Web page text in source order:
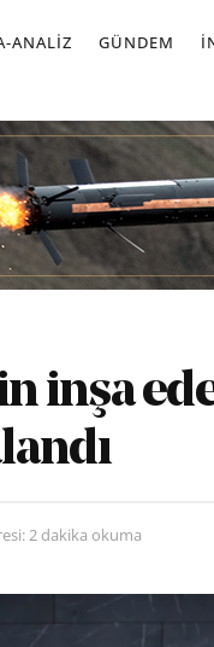
ANALIZ GÜNDEM
inşa
2 dakika okuma